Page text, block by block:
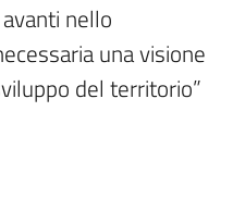
nello
una visione
del territorio”